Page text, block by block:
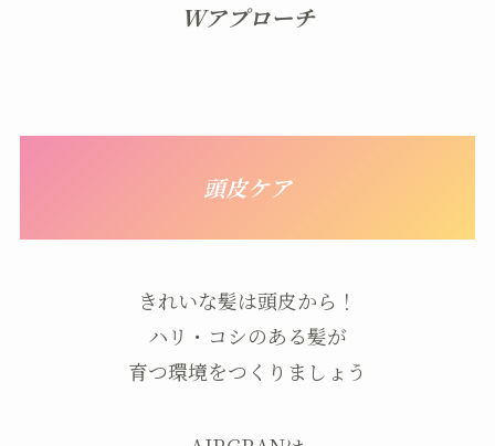
Wアプローチ
頭皮ケア
きれいな髪は頭皮から！
ハリ・コシのある髪が
育つ環境をつくりましょう